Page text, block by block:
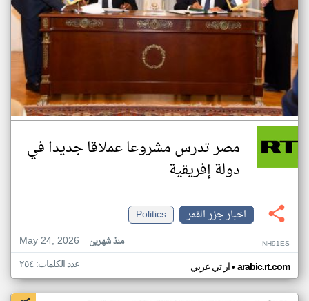
مصر تدرس مشروعا عملاقا جديدا في
دولة إفريقية
اخبار جزر القمر
Politics
May 24, 2026
منذ شهرين NH91ES
ار تي عربي• arabic.rt.com عدد الكلمات: ٢٥٤